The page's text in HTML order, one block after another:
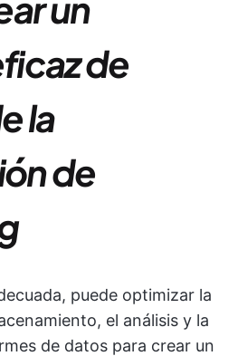
de
la
de
puede optimizar la
el análisis y la
de datos para crear un